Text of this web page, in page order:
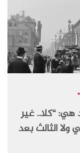
هي: “كلا.. غير
الثالث بعد